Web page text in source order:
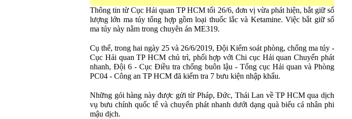
Thông tin từ Cục Hải quan TP HCM tối 26/6, đơn vị vừa phát hiện, bắt giữ số
lượng lớn ma túy tổng hợp gồm loại thuốc lắc và Ketamine. Việc bắt giữ số
ma túy này nằm trong chuyên án ME319.
Cụ thể, trong hai ngày 25 và 26/6/2019, Đội Kiểm soát phòng, chống ma túy -
Cục Hải quan TP HCM chủ trì, phối hợp với Chi cục Hải quan Chuyển phát
nhanh, Đội 6 - Cục Điều tra chống buôn lậu - Tổng cục Hải quan và Phòng
PC04 - Công an TP HCM đã kiểm tra 7 bưu kiện nhập khẩu.
Những gói hàng này được gửi từ Pháp, Đức, Thái Lan về TP HCM qua dịch
vụ bưu chính quốc tế và chuyển phát nhanh dưới dạng quà biếu cá nhân phi
mậu dịch.